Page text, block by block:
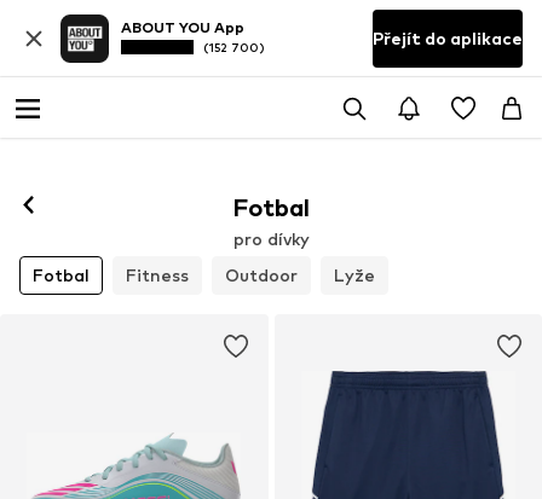
ABOUT YOU App
(152 700) Přejít do aplikace
Fotbal
pro dívky
Fotbal
Fitness Outdoor Lyže